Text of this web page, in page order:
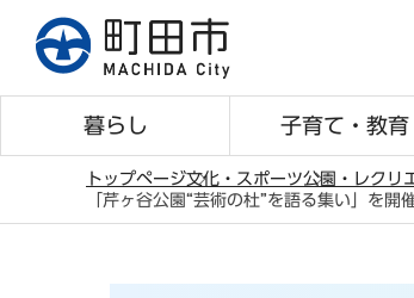
暮らし 子育て・教育
トップページ文化・スポーツ公園・レクリ
「芹ヶ谷公園“芸術の杜”を語る集い」を開